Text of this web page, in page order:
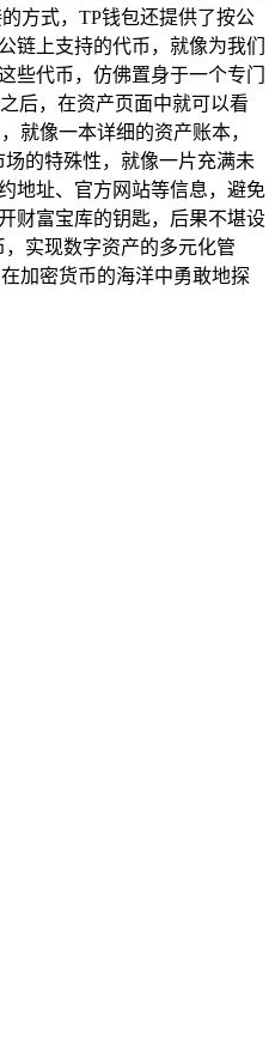
方式，TP钱包还提供了按公
链上支持的代币，就像为我们
代币，仿佛置身于一个专门
后，在资产页面中就可以看
就像一本详细的资产账本，
的特殊性，就像一片充满未
地址、官方网站等信息，避免
财富宝库的钥匙，后果不堪设
实现数字资产的多元化管
加密货币的海洋中勇敢地探